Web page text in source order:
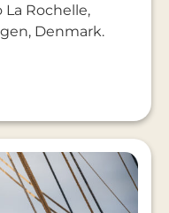
Rochelle,
Denmark.